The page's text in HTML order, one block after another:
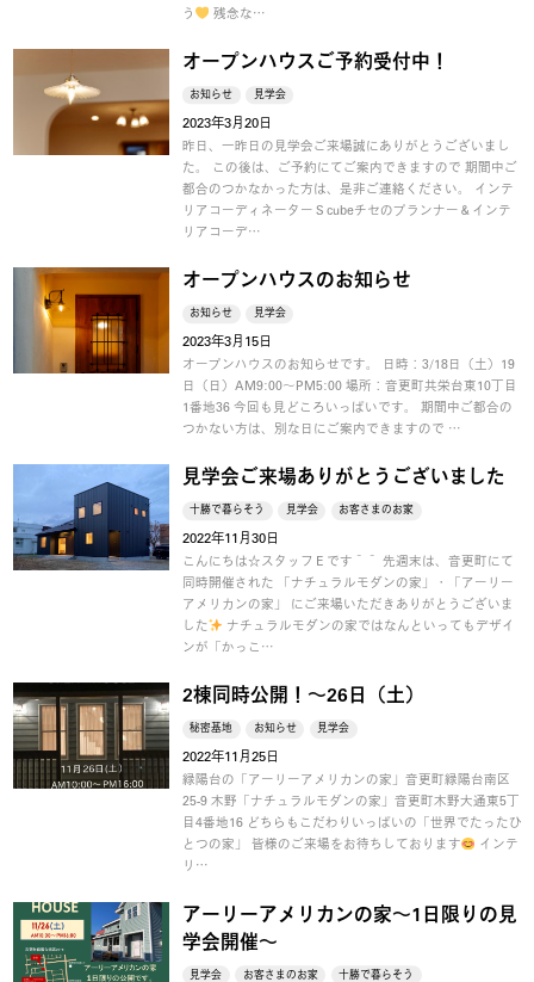
う
残念な…
オープンハウスご予約受付中！
お知らせ 見学会
2023年3月20日
昨日、一昨日の見学会ご来場誠にありがとうございまし
た。 この後は、ご予約にてご案内できますので 期間中ご
都合のつかなかった方は、是非ご連絡ください。 インテ
リアコーディネーターＳcubeチセのプランナー＆インテ
リアコーデ…
オープンハウスのお知らせ
お知らせ 見学会
2023年3月15日
オープンハウスのお知らせです。 日時：3/18日（土）19
日（日）AM9:00～PM5:00 場所：音更町共栄台東10丁目
1番地36 今回も見どころいっぱいです。 期間中ご都合の
つかない方は、別な日にご案内できますので …
見学会ご来場ありがとうございました
十勝で暮らそう 見学会 お客さまのお家
2022年11月30日
こんにちは☆スタッフＥです＾＾ 先週末は、音更町にて
同時開催された 「ナチュラルモダンの家」・「アーリー
アメリカンの家」 にご来場いただきありがとうございま
した
ナチュラルモダンの家ではなんといってもデザイ
ンが「かっこ…
2棟同時公開！～26日（土）
秘密基地 お知らせ 見学会
2022年11月25日
緑陽台の「アーリーアメリカンの家」音更町緑陽台南区
25-9 木野「ナチュラルモダンの家」音更町木野大通東5丁
目4番地16 どちらもこだわりいっぱいの「世界でたったひ
とつの家」 皆様のご来場をお待ちしております
インテ
リ…
アーリーアメリカンの家～1日限りの見
学会開催～
見学会 お客さまのお家 十勝で暮らそう